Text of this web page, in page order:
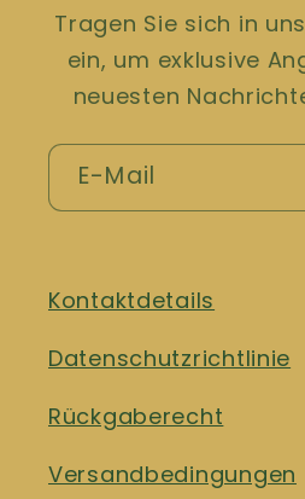
Tragen Sie sich in
ein, um exklusive
neuesten
E-Mail
Kontaktdetails
Datenschutzrichtlinie
Rückgaberecht
Versandbedingungen